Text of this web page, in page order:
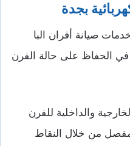
بجدة
صيانة أفران البا
في الحفاظ على حالة الفرن
والداخلية للفرن
مفصل من خلال النقاط